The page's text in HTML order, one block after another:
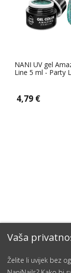
Vaša
Želite li uvijek bez
NANI UV gel
Line 5 ml - Party
4,79 €